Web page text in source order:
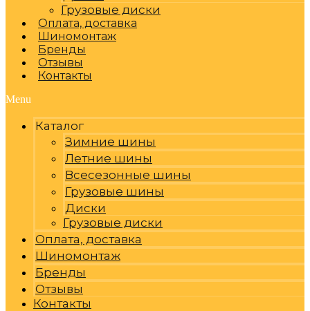
Грузовые диски
Оплата, доставка
Шиномонтаж
Бренды
Отзывы
Контакты
Menu
Каталог
Зимние шины
Летние шины
Всесезонные шины
Грузовые шины
Диски
Грузовые диски
Оплата, доставка
Шиномонтаж
Бренды
Отзывы
Контакты